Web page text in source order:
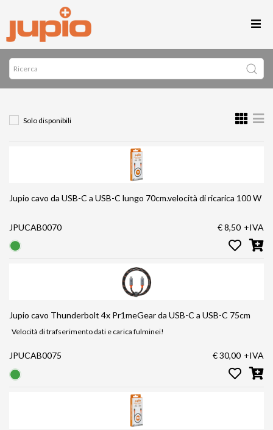
Solo disponibili
Jupio cavo da USB-C a USB-C lungo 70cm.velocità di ricarica 100 W
JPUCAB0070 € 8,50 +IVA
Jupio cavo Thunderbolt 4x Pr1meGear da USB-C a USB-C 75cm
Velocità di trafserimento dati e carica fulminei!
JPUCAB0075 € 30,00 +IVA